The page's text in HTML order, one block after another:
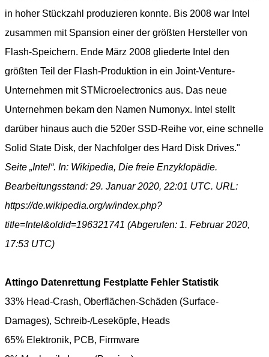
in hoher Stückzahl produzieren konnte. Bis 2008 war Intel
zusammen mit Spansion einer der größten Hersteller von
Flash-Speichern. Ende März 2008 gliederte Intel den
größten Teil der Flash-Produktion in ein Joint-Venture-
Unternehmen mit STMicroelectronics aus. Das neue
Unternehmen bekam den Namen Numonyx. Intel stellt
darüber hinaus auch die 520er SSD-Reihe vor, eine schnelle
Solid State Disk, der Nachfolger des Hard Disk Drives."
Seite „Intel“. In: Wikipedia, Die freie Enzyklopädie.
Bearbeitungsstand: 29. Januar 2020, 22:01 UTC. URL:
https://de.wikipedia.org/w/index.php?
title=Intel&oldid=196321741 (Abgerufen: 1. Februar 2020,
17:53 UTC)
Attingo Datenrettung Festplatte Fehler Statistik
33% Head-Crash, Oberflächen-Schäden (Surface-
Damages), Schreib-/Leseköpfe, Heads
65% Elektronik, PCB, Firmware